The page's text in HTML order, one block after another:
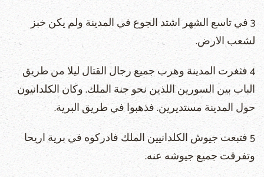
3 في تاسع الشهر اشتد الجوع في المدينة ولم يكن خبز
لشعب الارض.
4 فثغرت المدينة وهرب جميع رجال القتال ليلا من طريق
الباب بين السورين اللذين نحو جنة الملك. وكان الكلدانيون
حول المدينة مستديرين. فذهبوا في طريق البرية.
5 فتبعت جيوش الكلدانيين الملك فادركوه في برية اريحا
وتفرقت جميع جيوشه عنه.